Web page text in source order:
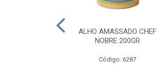
ALHO AMASSADO CHEF
NOBRE 200GR
Código: 6287